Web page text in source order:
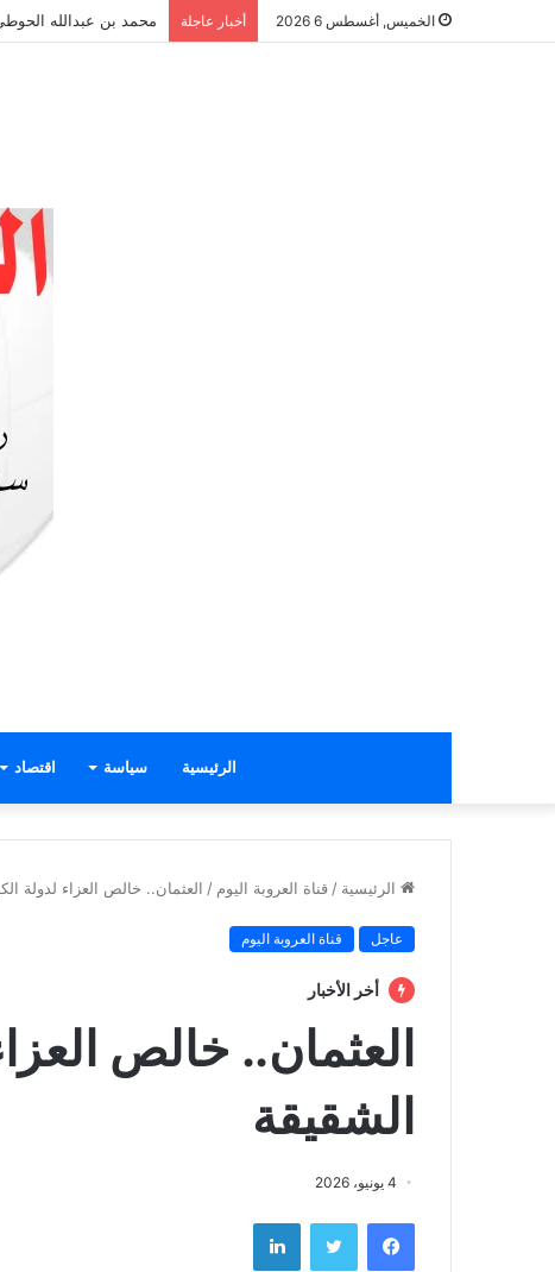
الخميس, أغسطس 6 2026 أخبار عاجلة محمد بن عبدالله الحوطي
الرئيسية سياسة اقتصاد
الرئيسية / قناة العروبة اليوم / العثمان.. خالص العزاء لدولة
عاجل قناة العروبة اليوم
أخر الأخبار
العثمان.. خالص
الشقيقة
4 يونيو، 2026
فيسبوك تويتر لينكدإن